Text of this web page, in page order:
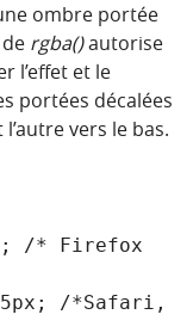
ombre portée
rgba()autorise
l’effet et le
portées décalées
vers le bas.